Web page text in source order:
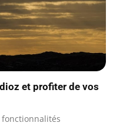
et profiter de vos
fonctionnalités